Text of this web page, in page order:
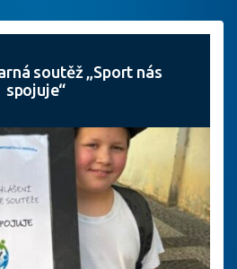
soutěž „Sport nás
spojuje“